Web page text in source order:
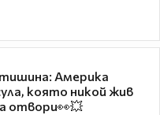
Америка
която никой жив
отвори👀💥